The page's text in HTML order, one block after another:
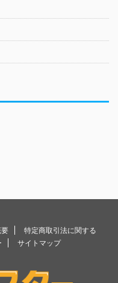
特定商取引法に関する
サイトマップ